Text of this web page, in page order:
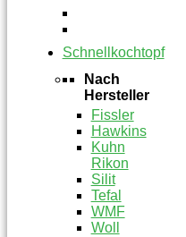
Schnellkochtopf
Nach
Hersteller
Fissler
Hawkins
Kuhn
Rikon
Silit
Tefal
WMF
Woll